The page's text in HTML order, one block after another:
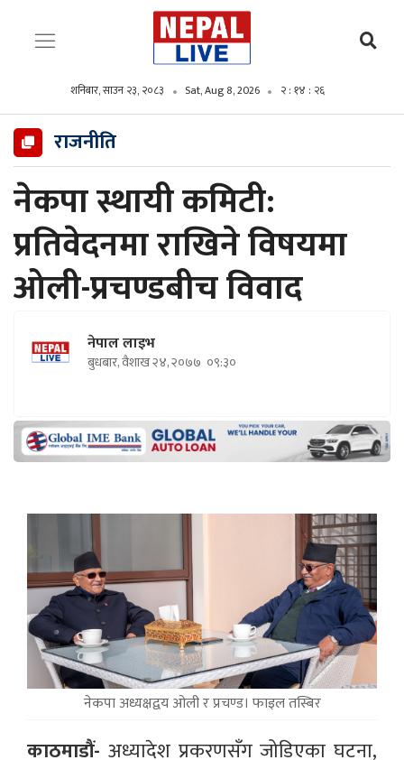
शनिबार, साउन २३, २०८३ Sat, Aug 8, 2026 २ : १४ : २७
राजनीति
नेकपा स्थायी कमिटी:
प्रतिवेदनमा राखिने विषयमा
ओली-प्रचण्डबीच विवाद
नेपाल लाइभ
बुधबार, वैशाख २४, २०७७ ०९:३०
नेकपा अध्यक्षद्वय ओली र प्रचण्ड। फाइल तस्बिर
काठमाडौं- अध्यादेश प्रकरणसँग जोडिएका घटना,